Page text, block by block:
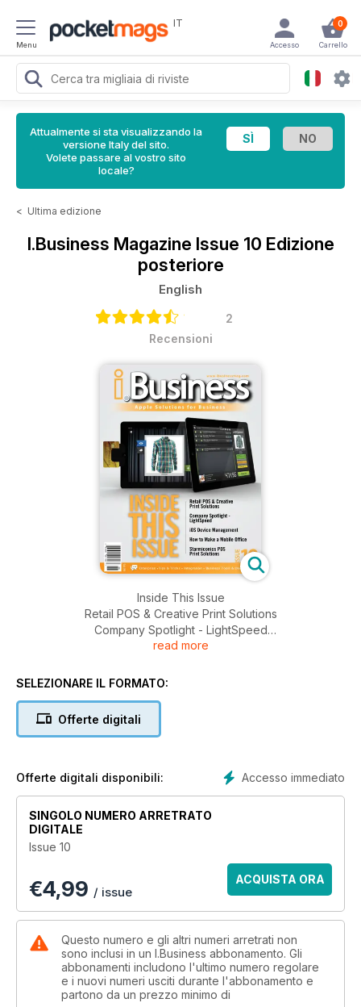
Menu
IT 0
Carrello
Accesso
Attualmente si sta visualizzando la
versione Italy del sito.
Volete passare al vostro sito
locale?
< Ultima edizione
I.Business Magazine Issue 10 Edizione
posteriore
English
2
Recensioni
Inside This Issue
Retail POS & Creative Print Solutions
Company Spotlight - LightSpeed
iOS Device Management
Starm iconics POS Print Solutions
read more
SELEZIONARE IL FORMATO:
Offerte digitali
Accesso immediato
Offerte digitali disponibili:
SINGOLO NUMERO ARRETRATO
DIGITALE
Issue 10
€4,99 / issue
ACQUISTA ORA
Questo numero e gli altri numeri arretrati non
sono inclusi in un I.Business abbonamento. Gli
abbonamenti includono l'ultimo numero regolare
e i nuovi numeri usciti durante l'abbonamento e
partono da un prezzo minimo di